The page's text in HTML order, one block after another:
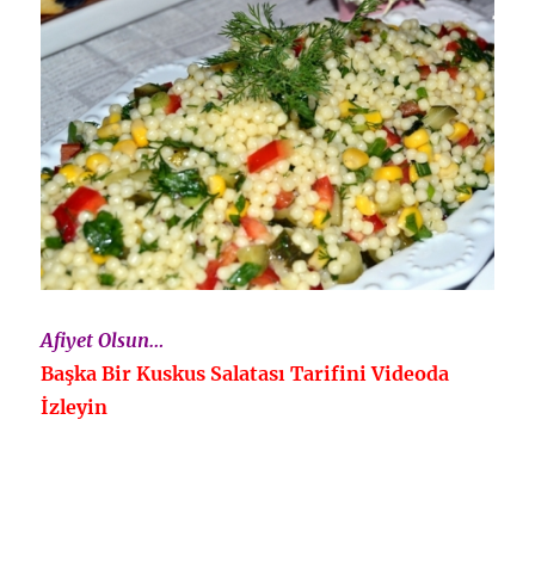
Afiyet Olsun…
Başka Bir Kuskus Salatası Tarifini Videoda
İzleyin